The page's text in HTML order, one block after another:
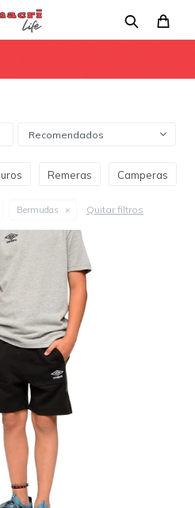
Recomendados
Remeras Camperas
Bermudas Quitar filtros